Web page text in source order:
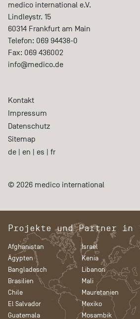
medico international e.V.
Lindleystr. 15
60314 Frankfurt am Main
Telefon: 069 94438-0
Fax: 069 436002
info@medico.de
Kontakt
Impressum
Datenschutz
Sitemap
de
en es fr
© 2026 medico international
Projekte und Partner in
Afghanistan
Ägypten
Bangladesch
Brasilien
Chile
El Salvador
Guatemala
Israel
Kenia
Libanon
Mali
Mauretanien
Mexiko
Mosambik